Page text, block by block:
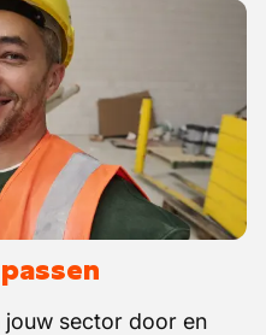
jouw sector door en